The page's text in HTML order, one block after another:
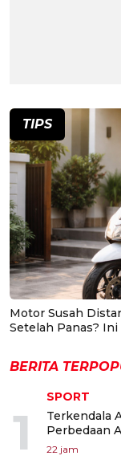
TIPS
Motor Susah
Setelah Panas?
BERITA
1
SPORT
Terkendala
Perbedaan
22 jam